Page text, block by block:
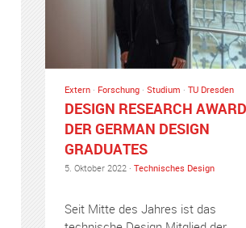
Extern· Forschung· Studium · TU Dresden
DESIGN RESEARCH AWARD
DER GERMAN DESIGN
GRADUATES
5. Oktober 2022 · Technisches Design
Seit Mitte des Jahres ist das